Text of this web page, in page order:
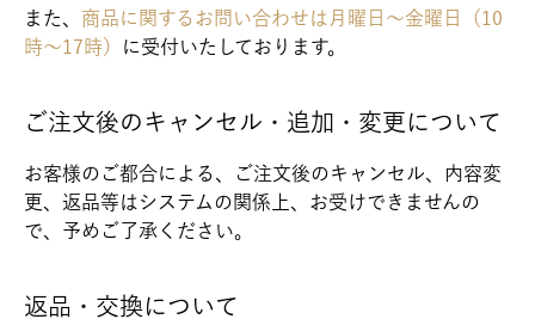
また、 商品に関するお問い合わせは月曜日～金曜日（10
時～17時）
に受付いたしております。
ご注文後のキャンセル・追加・変更について
お客様のご都合による、ご注文後のキャンセル、内容変
更、返品等はシステムの関係上、お受けできませんの
で、予めご了承ください。
返品・交換について